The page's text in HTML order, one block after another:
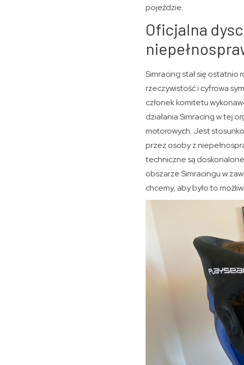
pojeździe.
Oficjalna
Simracing stał się ostatnio
rzeczywistość i cyfrowa
członek komitetu
działania Simracing w tej
motorowych. Jest
przez osoby z
techniczne są
obszarze Simracingu w
chcemy, aby było to